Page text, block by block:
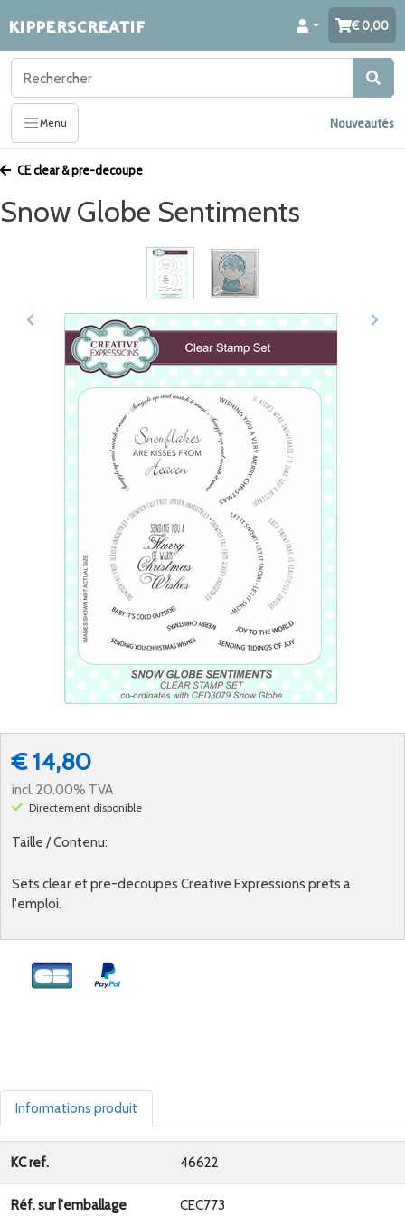
KIPPERSCREATIF 0,00
Menu Nouveautés
CE clear & pre-decoupe
Snow Globe Sentiments
Taille / Contenu:
€ 14,80
incl. 20.00% TVA
Directement disponible
Sets clear et pre-decoupes Creative Expressions prets a
l'emploi.
Informations produit
KC ref. 46622
Réf. sur l'emballage CEC773